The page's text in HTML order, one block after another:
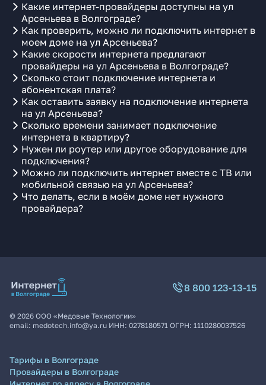
Какие интернет-провайдеры доступны на ул
Арсеньева в Волгограде?
Как проверить, можно ли подключить интернет в
моем доме на ул Арсеньева?
Какие скорости интернета предлагают
провайдеры на ул Арсеньева в Волгограде?
Сколько стоит подключение интернета и
абонентская плата?
Как оставить заявку на подключение интернета
на ул Арсеньева?
Сколько времени занимает подключение
интернета в квартиру?
Нужен ли роутер или другое оборудование для
подключения?
Можно ли подключить интернет вместе с ТВ или
мобильной связью на ул Арсеньева?
Что делать, если в моём доме нет нужного
провайдера?
8 800 123-13-15
© 2026 ООО «Медовые Технологии»
email: medotech.info@ya.ru ИНН: 0278180571 ОГРН: 1110280037526
Тарифы в Волгограде
Провайдеры в Волгограде